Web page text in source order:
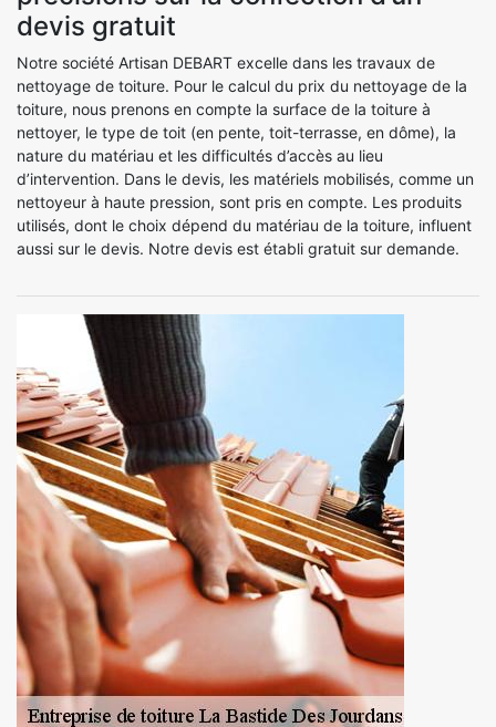
devis gratuit
Notre société Artisan DEBART excelle dans les travaux de
nettoyage de toiture. Pour le calcul du prix du nettoyage de la
toiture, nous prenons en compte la surface de la toiture à
nettoyer, le type de toit (en pente, toit-terrasse, en dôme), la
nature du matériau et les difficultés d’accès au lieu
d’intervention. Dans le devis, les matériels mobilisés, comme un
nettoyeur à haute pression, sont pris en compte. Les produits
utilisés, dont le choix dépend du matériau de la toiture, influent
aussi sur le devis. Notre devis est établi gratuit sur demande.